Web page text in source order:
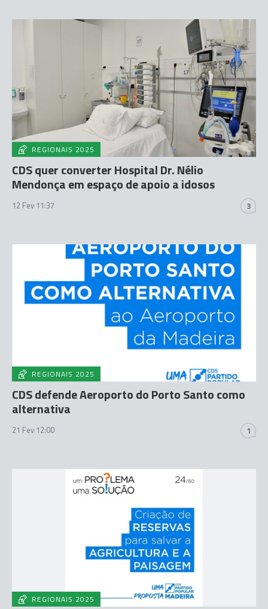
REGIONAIS 2025
CDS quer converter Hospital Dr. Nélio
Mendonça em espaço de apoio a idosos
12 Fev 11:37 3
REGIONAIS 2025
CDS defende Aeroporto do Porto Santo como
alternativa
21 Fev 12:00 1
REGIONAIS 2025